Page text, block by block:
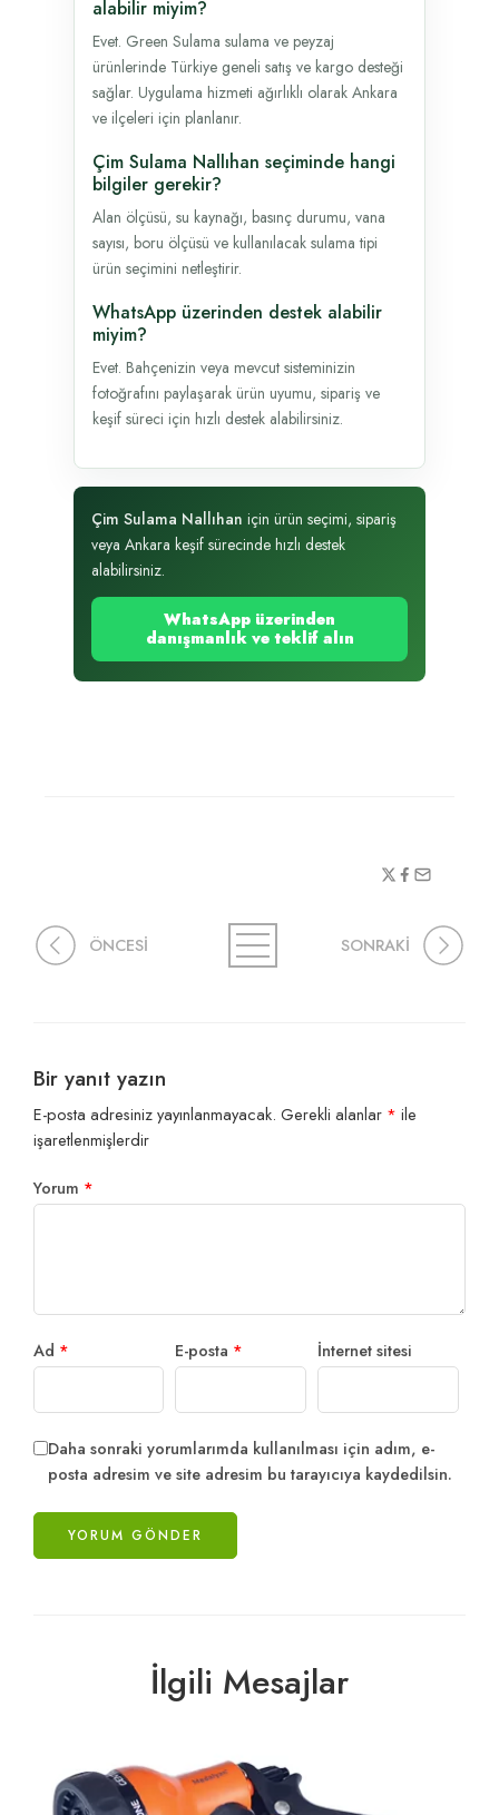
alabilir miyim?
Evet. Green Sulama sulama ve peyzaj
ürünlerinde Türkiye geneli satış ve kargo desteği
sağlar. Uygulama hizmeti ağırlıklı olarak Ankara
ve ilçeleri için planlanır.
Çim Sulama Nallıhan seçiminde hangi
bilgiler gerekir?
Alan ölçüsü, su kaynağı, basınç durumu, vana
sayısı, boru ölçüsü ve kullanılacak sulama tipi
ürün seçimini netleştirir.
WhatsApp üzerinden destek alabilir
miyim?
Evet. Bahçenizin veya mevcut sisteminizin
fotoğrafını paylaşarak ürün uyumu, sipariş ve
keşif süreci için hızlı destek alabilirsiniz.
Çim Sulama Nallıhan için ürün seçimi, sipariş
veya Ankara keşif sürecinde hızlı destek
alabilirsiniz.
WhatsApp üzerinden
danışmanlık ve teklif alın
ÖNCESİ SONRAKİ
Bir yanıt yazın
E-posta adresiniz yayınlanmayacak. Gerekli alanlar * ile
işaretlenmişlerdir
Yorum *
Ad * E-posta * İnternet sitesi
Daha sonraki yorumlarımda kullanılması için adım, e-
posta adresim ve site adresim bu tarayıcıya kaydedilsin.
İlgili Mesajlar